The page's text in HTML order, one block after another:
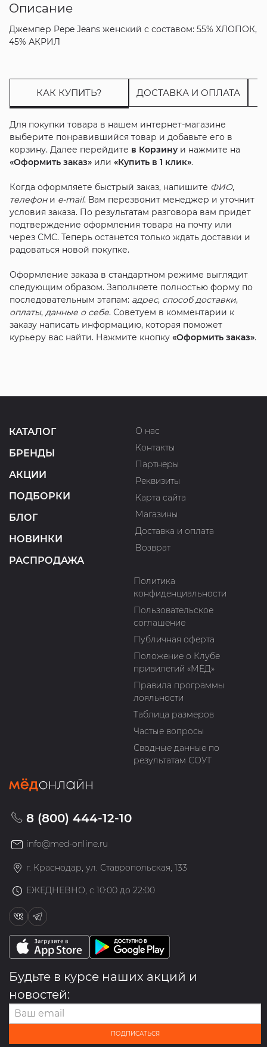
Описание
Джемпер Pepe Jeans женский с составом: 55% ХЛОПОК,
45% АКРИЛ
КАК КУПИТЬ? ДОСТАВКА И ОПЛАТА
Для покупки товара в нашем интернет-магазине
выберите понравившийся товар и добавьте его в
корзину. Далее перейдите в Корзинуи нажмите на
«Оформить заказ»или «Купить в 1 клик».
Когда оформляете быстрый заказ, напишите ФИО,
телефони e-mail. Вам перезвонит менеджер и уточнит
условия заказа. По результатам разговора вам придет
подтверждение оформления товара на почту или
через СМС. Теперь останется только ждать доставки и
радоваться новой покупке.
Оформление заказа в стандартном режиме выглядит
следующим образом. Заполняете полностью форму по
последовательным этапам: адрес, способ доставки,
оплаты, данные о себе. Советуем в комментарии к
заказу написать информацию, которая поможет
курьеру вас найти. Нажмите кнопку «Оформить заказ».
КАТАЛОГ
БРЕНДЫ
АКЦИИ
ПОДБОРКИ
БЛОГ
НОВИНКИ
РАСПРОДАЖА
О нас
Контакты
Партнеры
Реквизиты
Карта сайта
Магазины
Доставка и оплата
Возврат
Политика
конфиденциальности
Пользовательское
соглашение
Публичная оферта
Положение о Клубе
привилегий «МЁД»
Правила программы
лояльности
Таблица размеров
Частые вопросы
Сводные данные по
результатам СОУТ
8 (800) 444-12-10
info@med-online.ru
г. Краснодар, ул. Ставропольская, 133
ЕЖЕДНЕВНО, с 10:00 до 22:00
Будьте в курсе наших акций и
новостей:
ПОДПИСАТЬСЯ